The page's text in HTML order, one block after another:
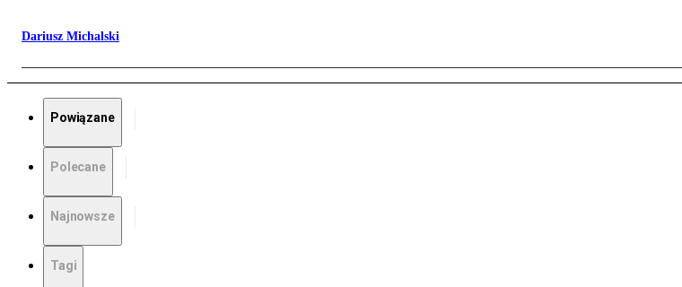
Dariusz Michalski
Powiązane
Polecane
Najnowsze
Tagi